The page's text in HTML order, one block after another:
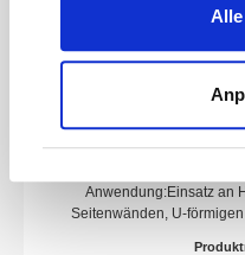
Anwendung:Einsatz an
Seitenwänden, U-